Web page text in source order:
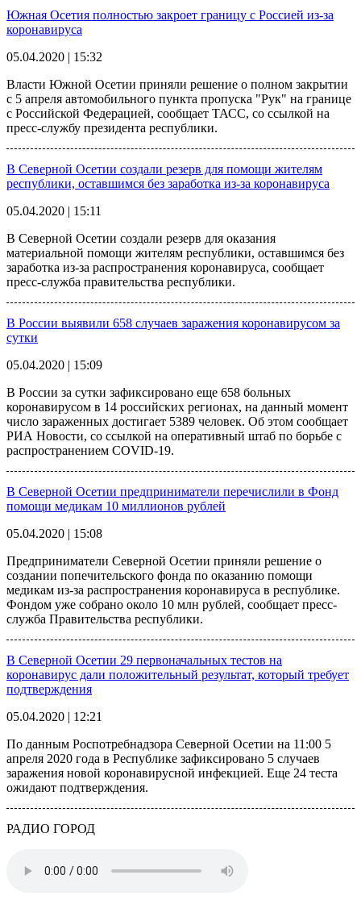
Южная Осетия полностью закроет границу с Россией из-за
коронавируса
05.04.2020 | 15:32
Власти Южной Осетии приняли решение о полном закрытии
с 5 апреля автомобильного пункта пропуска "Рук" на границе
с Российской Федерацией, сообщает ТАСС, со ссылкой на
пресс-службу президента республики.
В Северной Осетии создали резерв для помощи жителям
республики, оставшимся без заработка из-за коронавируса
05.04.2020 | 15:11
В Северной Осетии создали резерв для оказания
материальной помощи жителям республики, оставшимся без
заработка из-за распространения коронавируса, сообщает
пресс-служба правительства республики.
В России выявили 658 случаев заражения коронавирусом за
сутки
05.04.2020 | 15:09
В России за сутки зафиксировано еще 658 больных
коронавирусом в 14 российских регионах, на данный момент
число зараженных достигает 5389 человек. Об этом сообщает
РИА Новости, со ссылкой на оперативный штаб по борьбе с
распространением COVID-19.
В Северной Осетии предприниматели перечислили в Фонд
помощи медикам 10 миллионов рублей
05.04.2020 | 15:08
Предприниматели Северной Осетии приняли решение о
создании попечительского фонда по оказанию помощи
медикам из-за распространения коронавируса в республике.
Фондом уже собрано около 10 млн рублей, сообщает пресс-
служба Правительства республики.
В Северной Осетии 29 первоначальных тестов на
коронавирус дали положительный результат, который требует
подтверждения
05.04.2020 | 12:21
По данным Роспотребнадзора Северной Осетии на 11:00 5
апреля 2020 года в Республике зафиксировано 5 случаев
заражения новой коронавирусной инфекцией. Еще 24 теста
ожидают подтверждения.
РАДИО ГОРОД